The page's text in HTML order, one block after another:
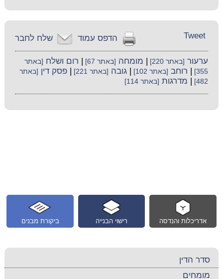
שלח לחבר הדפס עמוד Tweet
ערעור [באתר 220] מומחה [באתר 67] רום ושלח [באתר
355]
רוחב [באתר 102] |גובה [באתר 221] |פסק דין [באתר
482]
מדרגות [באתר 114]
ביקורת מבנים רישוי הבנייה אדריכלות והנדסה
סדר הדין
מומחים